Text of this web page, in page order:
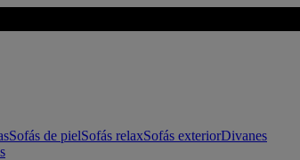
Sofás de pielSofás relaxSofás exteriorDivanes